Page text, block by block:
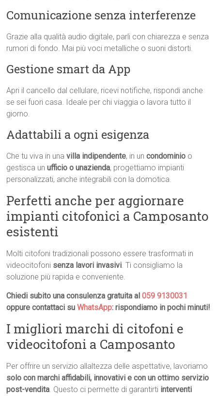
Comunicazione senza interferenze
Grazie alla qualità audio digitale, parli con chiarezza e senza
rumori di fondo. Mai più voci metalliche o suoni distorti.
Gestione smart da App
Apri il cancello dal cellulare, ricevi notifiche, rispondi anche
se sei fuori casa. Ideale per chi viaggia o lavora tutto il
giorno.
Adattabili a ogni esigenza
Che tu viva in unavilla indipendente, in uncondominio o
gestisca unufficio o unazienda, progettiamo impianti
personalizzati, anche integrabili con la domotica.
Perfetti anche per aggiornare
impianti citofonici a Camposanto
esistenti
Molti citofoni tradizionali possono essere trasformati in
videocitofoni senza lavori invasivi. Ti consigliamo la
soluzione più rapida e conveniente.
Chiedi subito una consulenza gratuita al059 9130031
oppure contattaci suWhatsApp: rispondiamo in pochi minuti!
I migliori marchi di citofoni e
videocitofoni a Camposanto
Per offrire un servizio allaltezza delle aspettative, lavoriamo
solo con marchi affidabili, innovativi e con un ottimo servizio
post-vendita. Questo ci permette di garantirti interventi